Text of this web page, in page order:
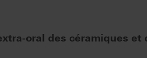
oral des céramiques